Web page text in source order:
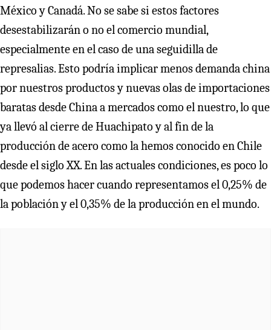
México y Canadá. No se sabe si estos factores
desestabilizarán o no el comercio mundial,
especialmente en el caso de una seguidilla de
represalias. Esto podría implicar menos demanda china
por nuestros productos y nuevas olas de importaciones
baratas desde China a mercados como el nuestro, lo que
ya llevó al cierre de Huachipato y al fin de la
producción de acero como la hemos conocido en Chile
desde el siglo XX. En las actuales condiciones, es poco lo
que podemos hacer cuando representamos el 0,25% de
la población y el 0,35% de la producción en el mundo.